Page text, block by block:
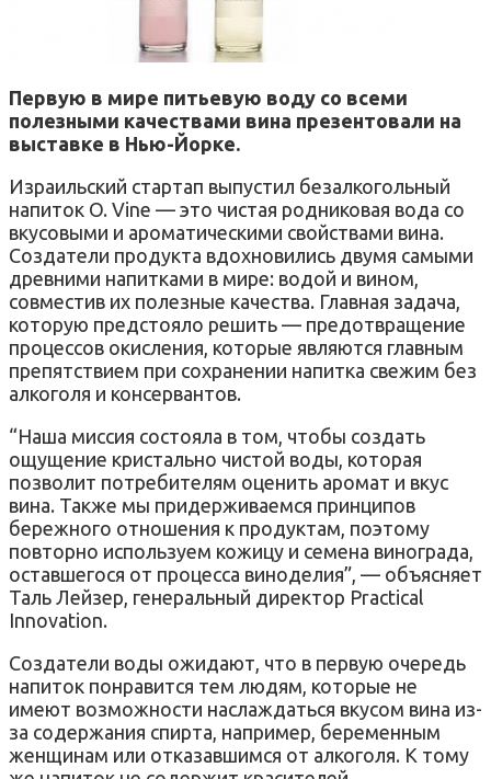
Первую в мире питьевую воду со всеми
полезными качествами вина презентовали на
выставке в Нью-Йорке.
Израильский стартап выпустил безалкогольный
напиток O. Vine — это чистая родниковая вода со
вкусовыми и ароматическими свойствами вина.
Создатели продукта вдохновились двумя самыми
древними напитками в мире: водой и вином,
совместив их полезные качества. Главная задача,
которую предстояло решить — предотвращение
процессов окисления, которые являются главным
препятствием при сохранении напитка свежим без
алкоголя и консервантов.
“Наша миссия состояла в том, чтобы создать
ощущение кристально чистой воды, которая
позволит потребителям оценить аромат и вкус
вина. Также мы придерживаемся принципов
бережного отношения к продуктам, поэтому
повторно используем кожицу и семена винограда,
оставшегося от процесса виноделия”, — объясняет
Таль Лейзер, генеральный директор Practical
Innovation.
Создатели воды ожидают, что в первую очередь
напиток понравится тем людям, которые не
имеют возможности наслаждаться вкусом вина из-
за содержания спирта, например, беременным
женщинам или отказавшимся от алкоголя. К тому